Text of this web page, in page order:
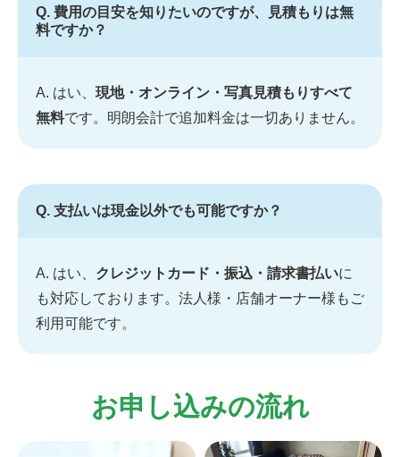
Q. 費用の目安を知りたいのですが、見積もりは無
料ですか？
A. はい、 現地・オンライン・写真見積もりすべて
無料です。明朗会計で追加料金は一切ありません。
Q. 支払いは現金以外でも可能ですか？
A. はい、 クレジットカード・振込・請求書払いに
も対応しております。法人様・店舗オーナー様もご
利用可能です。
お申し込みの流れ